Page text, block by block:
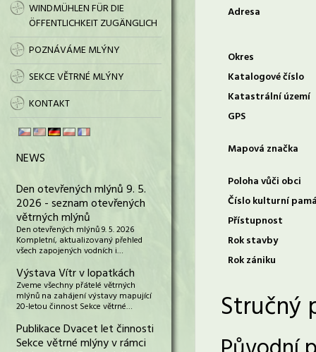
WINDMÜHLEN FÜR DIE
ÖFFENTLICHKEIT ZUGÄNGLICH
POZNÁVÁME MLÝNY
SEKCE VĚTRNÉ MLÝNY
KONTAKT
NEWS
Den otevřených mlýnů 9. 5.
2026 - seznam otevřených
větrných mlýnů
Den otevřených mlýnů 9. 5. 2026
Kompletní, aktualizovaný přehled
všech zapojených vodních i…
Výstava Vítr v lopatkách
Zveme všechny přátelé větrných
mlýnů na zahájení výstavy mapující
20-letou činnost Sekce větrné…
Publikace Dvacet let činnosti
Sekce větrné mlýny v rámci
Adresa
Okres
Katalogové číslo
Katastrální území
GPS
Mapová značka
Poloha vůči obci
Číslo kulturní
Přístupnost
Rok stavby
Rok zániku
Stručný